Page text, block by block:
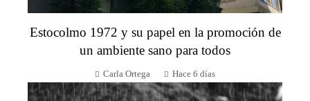
Estocolmo 1972 y su papel en la promoción de
un ambiente sano para todos
Carla Ortega Hace 6 días